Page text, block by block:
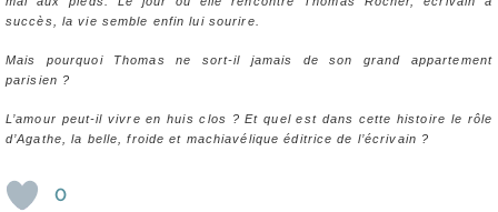
succès, la vie semble enfin lui sourire.
Mais pourquoi Thomas ne sort-il jamais de son grand appartement
parisien ?
L’amour peut-il vivre en huis clos ? Et quel est dans cette histoire le rôle
d’Agathe, la belle, froide et machiavélique éditrice de l’écrivain ?
0